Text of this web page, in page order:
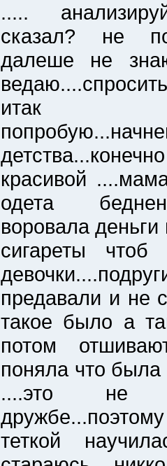
.....
сказал? не
далеше не
итак
красивой
одета
воровала
сигареты
предавали и не
такое было а
потом
поняла что была
....это не
теткой